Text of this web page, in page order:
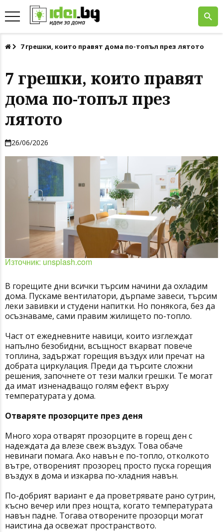
7 грешки, които правят дома по-топъл през лятото
7 грешки, които правят
дома по-топъл през
лятото
26/06/2026
Източник: unsplash.com
В горещите дни всички търсим начини да охладим
дома. Пускаме вентилатори, дърпаме завеси, търсим
леки завивки и студени напитки. Но понякога, без да
осъзнаваме, сами правим жилището по-топло.
Част от ежедневните навици, които изглеждат
напълно безобидни, всъщност вкарват повече
топлина, задържат горещия въздух или пречат на
добрата циркулация. Преди да търсите сложни
решения, започнете от тези малки грешки. Те могат
да имат изненадващо голям ефект върху
температурата у дома.
Отваряте прозорците през деня
Много хора отварят прозорците в горещ ден с
надеждата да влезе свеж въздух. Това обаче
невинаги помага. Ако навън е по-топло, отколкото
вътре, отвореният прозорец просто пуска горещия
въздух в дома и изкарва по-хладния навън.
По-добрият вариант е да проветрявате рано сутрин,
късно вечер или през нощта, когато температурата
навън падне. Тогава отворените прозорци могат
наистина да освежат пространството.